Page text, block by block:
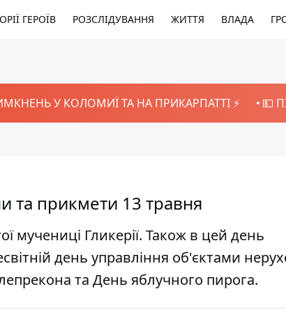
ГЕРОЇВ РОЗСЛІДУВАННЯ ЖИТТЯ ВЛАДА
У КОЛОМИЇ ТА НА ПРИКАРПАТТІ ⚡️ 💵
та прикмети 13 травня
мучениці Гликерії. Також в цей день
день управління об'єктами
та День яблучного пирога.